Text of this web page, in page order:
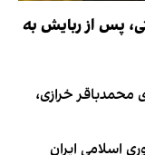
پس از ربایش به
خرازی،
اسلامی ایران